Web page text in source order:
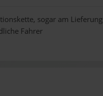
sogar am
Fahrer